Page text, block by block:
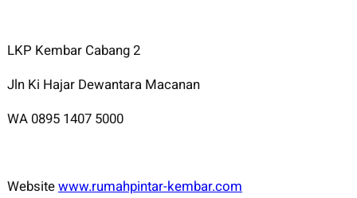
LKP Kembar Cabang 2
Jln Ki Hajar Dewantara Macanan
WA 0895 1407 5000
Websitewww.rumahpintar-kembar.com